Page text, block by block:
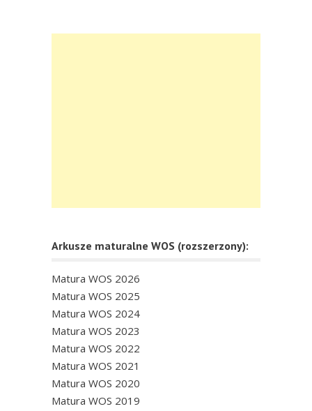
Arkusze maturalne WOS (rozszerzony):
Matura WOS 2026
Matura WOS 2025
Matura WOS 2024
Matura WOS 2023
Matura WOS 2022
Matura WOS 2021
Matura WOS 2020
Matura WOS 2019